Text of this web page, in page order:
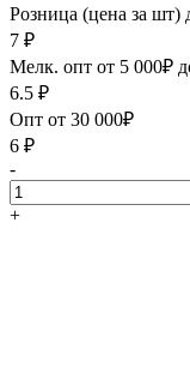
Розница (цена за шт)
7 ₽
Мелк. опт от 5 000₽
6.5 ₽
Опт от 30 000₽
6 ₽
-
+